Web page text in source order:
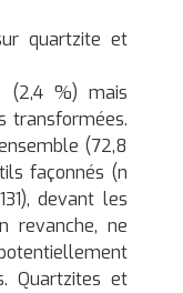
quartzite et
(2,4 %) mais
transformées.
(72,8
façonnés (n
devant les
revanche, ne
Quartzites et